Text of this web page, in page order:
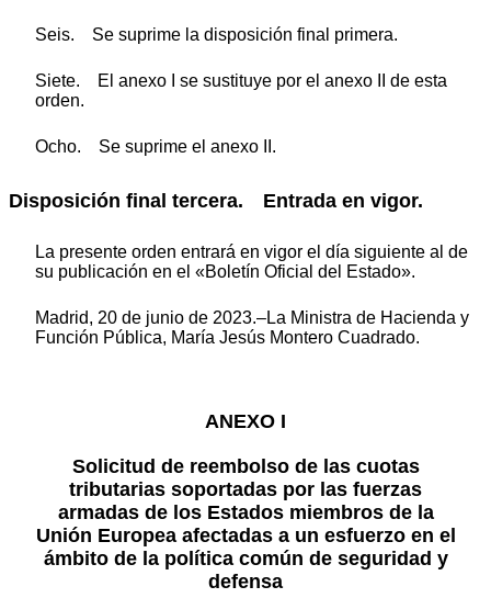
Seis. Se suprime la disposición final primera.
Siete. El anexo I se sustituye por el anexo II de esta
orden.
Ocho. Se suprime el anexo II.
Disposición final tercera. Entrada en vigor.
La presente orden entrará en vigor el día siguiente al de
su publicación en el «Boletín Oficial del Estado».
Madrid, 20 de junio de 2023.–La Ministra de Hacienda y
Función Pública, María Jesús Montero Cuadrado.
ANEXO I
Solicitud de reembolso de las cuotas
tributarias soportadas por las fuerzas
armadas de los Estados miembros de la
Unión Europea afectadas a un esfuerzo en el
ámbito de la política común de seguridad y
defensa